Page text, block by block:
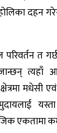
दहन
त
त्यहाँ
मधेसी
एकतामा